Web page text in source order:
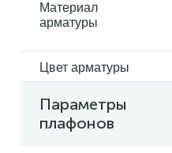
Материал
арматуры
Цвет арматуры
Параметры
плафонов